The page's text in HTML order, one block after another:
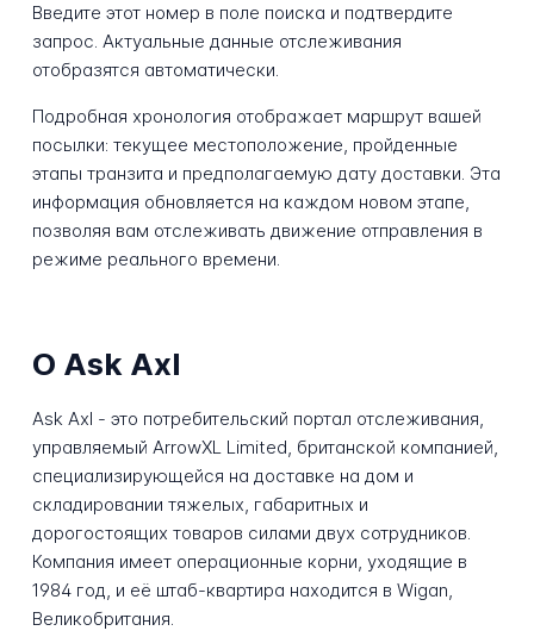
Введите этот номер в поле поиска и подтвердите
запрос. Актуальные данные отслеживания
отобразятся автоматически.
Подробная хронология отображает маршрут вашей
посылки: текущее местоположение, пройденные
этапы транзита и предполагаемую дату доставки. Эта
информация обновляется на каждом новом этапе,
позволяя вам отслеживать движение отправления в
режиме реального времени.
О Ask Axl
Ask Axl - это потребительский портал отслеживания,
управляемый ArrowXL Limited, британской компанией,
специализирующейся на доставке на дом и
складировании тяжелых, габаритных и
дорогостоящих товаров силами двух сотрудников.
Компания имеет операционные корни, уходящие в
1984 год, и её штаб-квартира находится в Wigan,
Великобритания.